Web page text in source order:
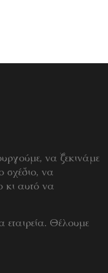
να ξεκινάμε
σχέδιο, να
κι αυτό να
εταιρεία. Θέλουμε